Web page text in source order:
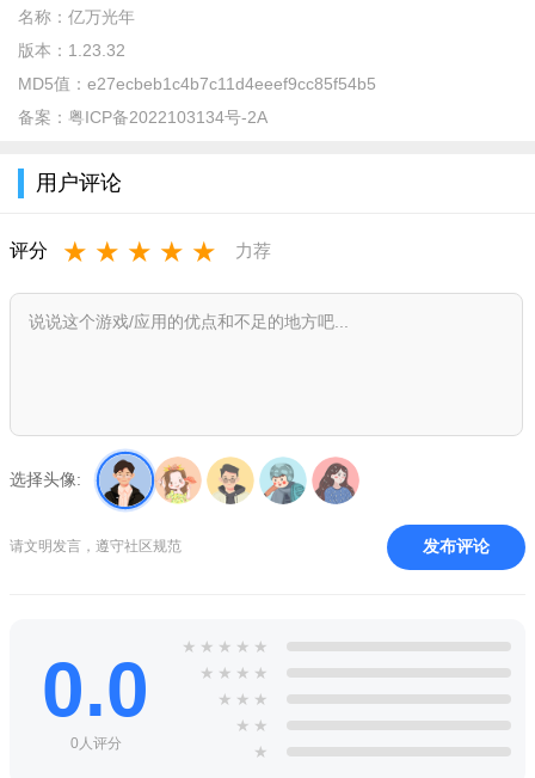
浩瀚宇宙与势力世界观：战火蔓延的星际背景，拥有云雀帝
舰船，可自由改装武器与模块，打造专属舰队配置。
多元星际探索场景：随机星域事件、资源星球、未知遗迹与
高难度 BOSS，探索过程充满随机性与冒险感。
名称： 亿万光年
版本： 1.23.32
MD5值： e27ecbeb1c4b7c11d4eeef9cc85f54b5
备案： 粤ICP备2022103134号-2A
用户评论
评分 ★ ★ ★ ★ ★ 力荐
选择头像:
请文明发言，遵守社区规范 发布评论
0.0
0人评分
★ ★ ★ ★ ★
★ ★ ★ ★
★ ★ ★
★ ★
★